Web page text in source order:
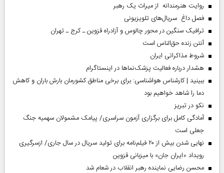
روایت هنرمندانه از میراث یک رهبر
فصل داغ سریال‌های تلویزیونی
ترافیک سنگین در محور چالوس و آزادراه قزوین ـ کرج ـ تهران
آنتن زنده حق‌الناس است
شروط مذاکراتی ایران
هشدار درباره فعالیت پزشک‌نما‌ها در اینستاگرام
ببینید | کارشناس هواشناسی: برای برخی مناطق کشورمان بارش باران و کاهش
دما را شاهد خواهیم بود
نکو در تبریز
آمادگی کامل برای برگزاری آزمون سراسری/ پیامک مشمولان سهمیه جنگ
جعلی است
نهایی شدن بیش از ۲۰ فیلم‌نامه برای تولید سریال در سال جاری/ ازسرگیری
رویداد «ایران جان» با میزبانی قزوین
محسن رضایی نماینده رهبر انقلاب در شعام شد